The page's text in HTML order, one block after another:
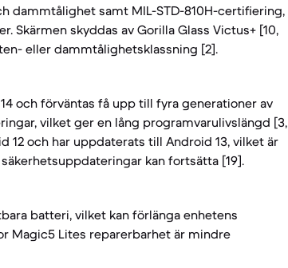
dammtålighet samt MIL-STD-810H-certifiering,
Skärmen skyddas av Gorilla Glass Victus+ [10,
eller dammtålighetsklassning [2].
och förväntas få upp till fyra generationer av
vilket ger en lång programvarulivslängd [3,
12 och har uppdaterats till Android 13, vilket är
kan fortsätta [19].
batteri, vilket kan förlänga enhetens
Magic5 Lites reparerbarhet är mindre